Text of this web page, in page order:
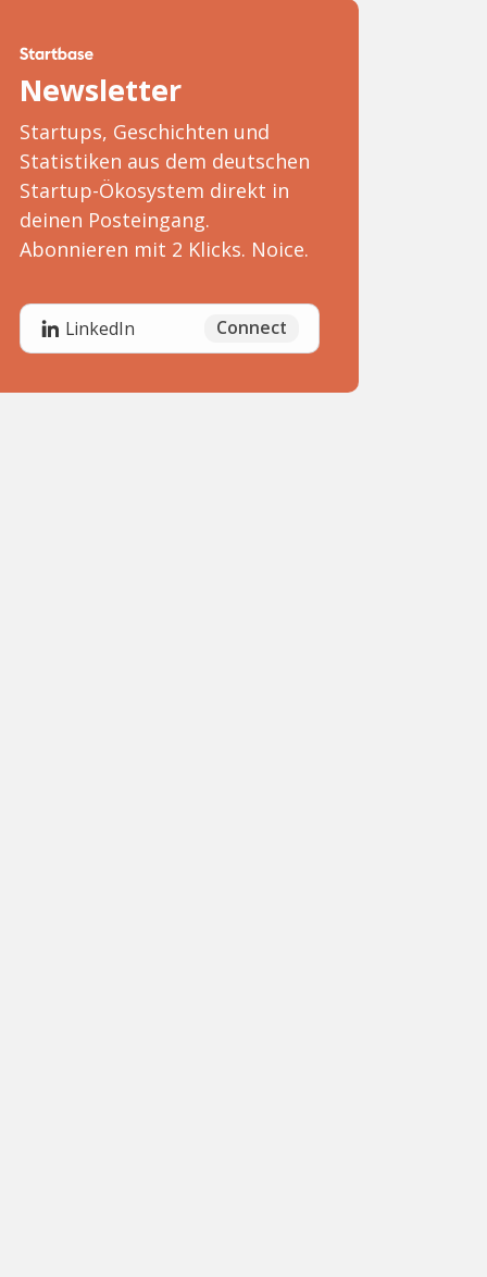
Newsletter
Startups, Geschichten und
Statistiken aus dem deutschen
Startup-Ökosystem direkt in
deinen Posteingang.
Abonnieren mit 2 Klicks. Noice.
LinkedIn Connect